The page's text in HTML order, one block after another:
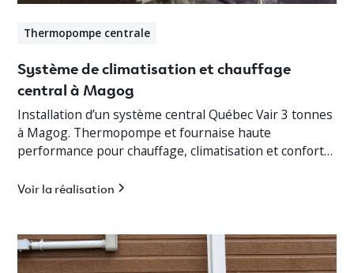
Thermopompe centrale
Système de climatisation et chauffage
central à Magog
Installation d’un système central Québec Vair 3 tonnes
à Magog. Thermopompe et fournaise haute
performance pour chauffage, climatisation et confort
Voir la réalisation